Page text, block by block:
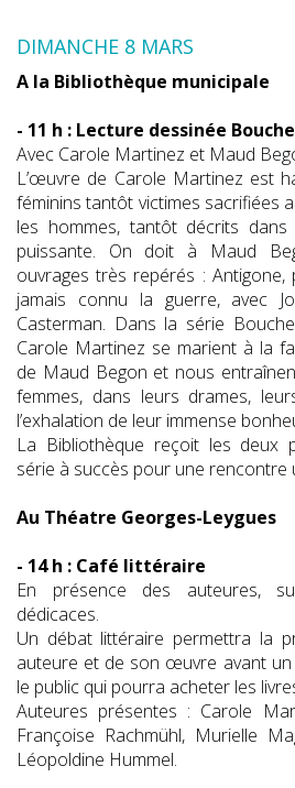
DIMANCHE 8 MARS
A la Bibliothèque municipale
- 11 h : Lecture dessinée
Avec Carole Martinez et Maud
L’œuvre de Carole Martinez est
féminins tantôt victimes sacrifiées
les hommes, tantôt décrits
puissante. On doit à Maud
ouvrages très repérés : Antigone,
jamais connu la guerre, avec
Casterman. Dans la série
Carole Martinez se marient à la
de Maud Begon et nous
femmes, dans leurs drames,
l’exhalation de leur immense
La Bibliothèque reçoit les deux
série à succès pour une rencontre
Au Théatre Georges-Leygues
- 14 h : Café littéraire
En présence des auteures,
dédicaces.
Un débat littéraire permettra la
auteure et de son œuvre avant un
le public qui pourra acheter les
Auteures présentes : Carole
Françoise Rachmühl, Murielle
Léopoldine Hummel.